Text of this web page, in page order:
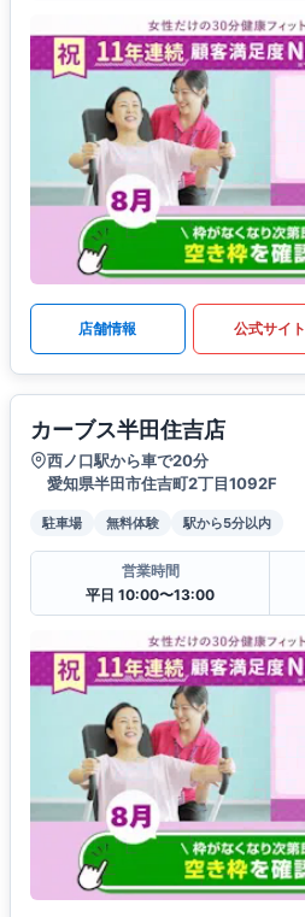
店舗情報 公式サイト
カーブス半田住吉店
西ノ口駅から車で20分
愛知県半田市住吉町2丁目1092F
駐車場 無料体験 駅から5分以内
営業時間
平日 10:00〜13:00